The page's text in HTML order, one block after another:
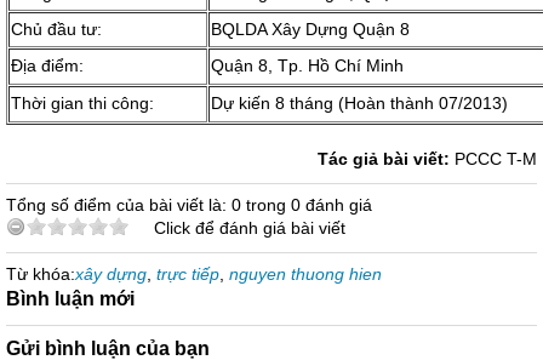
Chủ đầu tư:
BQLDA Xây Dựng Quận 8
Địa điểm:
Quận 8, Tp. Hồ Chí Minh
Thời gian thi công:
Dự kiến 8 tháng (Hoàn thành 07/2013)
Tác giả bài viết: PCCC T-M
Tổng số điểm của bài viết là: 0 trong 0 đánh giá
Click để đánh giá bài viết
Từ khóa:xây dựng trực tiếp nguyen thuong hien
Bình luận mới
Gửi bình luận của bạn